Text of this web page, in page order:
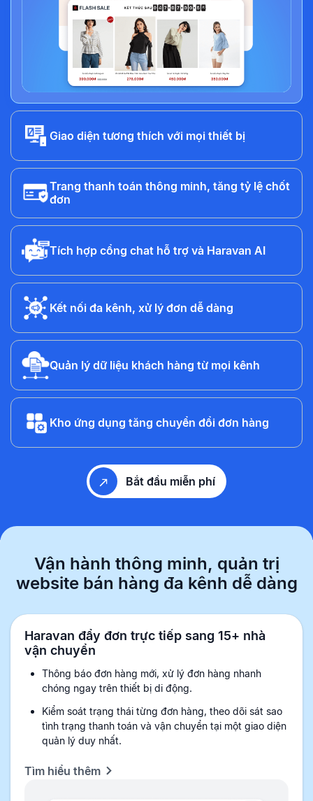
Giao diện tương thích với mọi thiết bị
Trang thanh toán thông minh, tăng tỷ lệ chốt
đơn
Tích hợp cổng chat hỗ trợ và Haravan AI
Kết nối đa kênh, xử lý đơn dễ dàng
Quản lý dữ liệu khách hàng từ mọi kênh
Kho ứng dụng tăng chuyển đổi đơn hàng
Bắt đầu miễn phí
Vận hành thông minh, quản trị
website bán hàng đa kênh dễ dàng
Haravan đẩy đơn trực tiếp sang 15+ nhà
vận chuyển
Thông báo đơn hàng mới, xử lý đơn hàng nhanh
chóng ngay trên thiết bị di động.
Kiểm soát trạng thái từng đơn hàng, theo dõi sát sao
tình trạng thanh toán và vận chuyển tại một giao diện
quản lý duy nhất.
Tìm hiểu thêm